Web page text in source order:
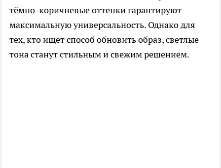
тёмно-коричневые оттенки гарантируют
максимальную универсальность. Однако для
тех, кто ищет способ обновить образ, светлые
тона станут стильным и свежим решением.